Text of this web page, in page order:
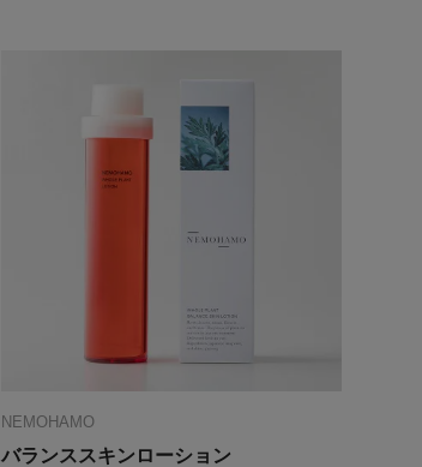
NEMOHAMO
バランススキンローション